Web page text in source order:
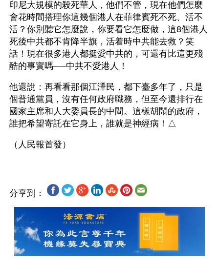
印尼大規模的殺死華人，他們不管，現在他們怎麼
會花時間搭理你這幾個港人在菲律賓死不死、活不
活？你別聽它怎麼說，你要看它怎麼做，這8個港人
死後中共都不肯降半旗，活着時中共能去救？笑
話！現在很多港人都挺愛中共的，可還有比這更殘
酷的事實嗎──中共不愛港人！
他還說：再看看那個江澤民，都下臺多年了，只是
個普通黨員，沒有任何政府職務，但至今還排行在
國家主席和人大委員長的中間。這樣胡鬧的政府，
誰把希望寄託在它身上，誰就是神經病！△
分享到：